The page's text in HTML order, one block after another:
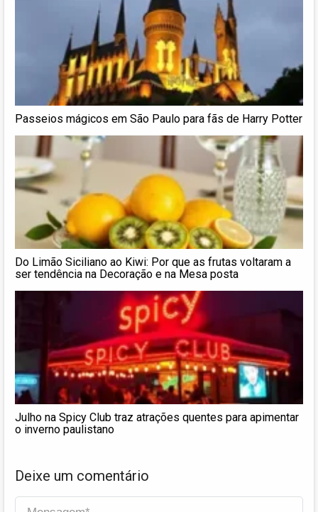
Passeios mágicos em São Paulo para fãs de Harry Potter
Do Limão Siciliano ao Kiwi: Por que as frutas voltaram a
ser tendência na Decoração e na Mesa posta
Julho na Spicy Club traz atrações quentes para apimentar
o inverno paulistano
Deixe um comentário